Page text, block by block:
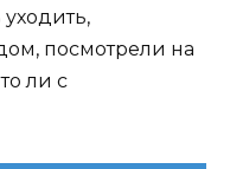
уходить,
посмотрели на
ли с